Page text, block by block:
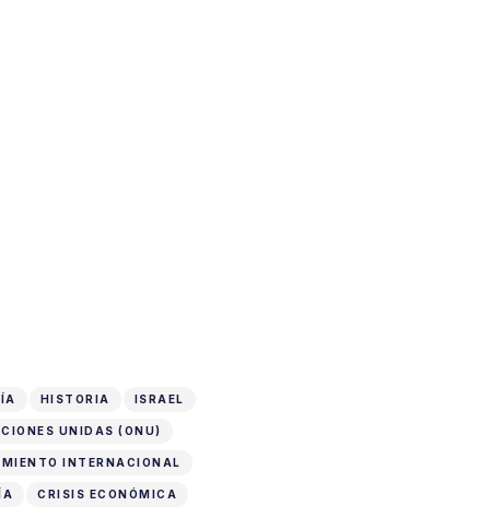
HISTORIA ISRAEL
UNIDAS (ONU)
INTERNACIONAL
CRISIS ECONÓMICA